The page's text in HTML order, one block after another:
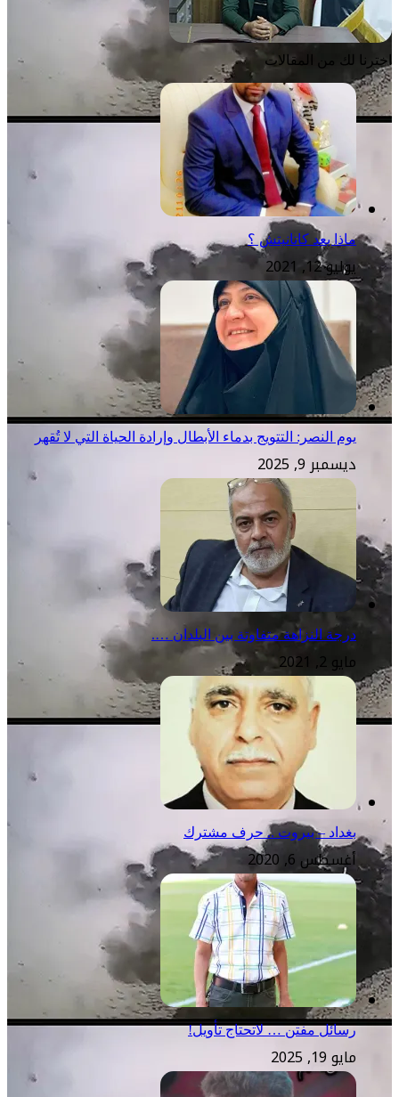
اخترنا لك من المقالات
ماذا بعد كاتانيتش ؟
يوليو 12, 2021
يوم النصر: التتويج بدماء الأبطال وإرادة الحياة التي لا تُقهر
ديسمبر 9, 2025
درجة النزاهة متفاوتة بين البلدان ….
مايو 2, 2021
بغداد – بيروت .. حرف مشترك
أغسطس 6, 2020
رسائل مفتن … لاتحتاج تأويل!
مايو 19, 2025